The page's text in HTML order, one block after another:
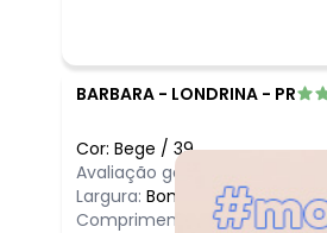
BARBARA - LONDRINA - PR
Cor: Bege / 39
Avaliação geral do produto:
Largura: Bom
Comprimento:
Bom